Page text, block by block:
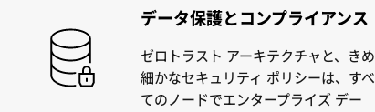
データ保護とコンプライアンス
ゼロトラスト アーキテクチャと、きめ
細かなセキュリティ ポリシーは、すべ
てのノードでエンタープライズ デー